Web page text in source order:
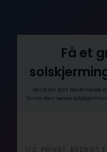
Få et
Send en kort beskrivelse
finne den beste
1/3: PRIVAT, BEDRIFT